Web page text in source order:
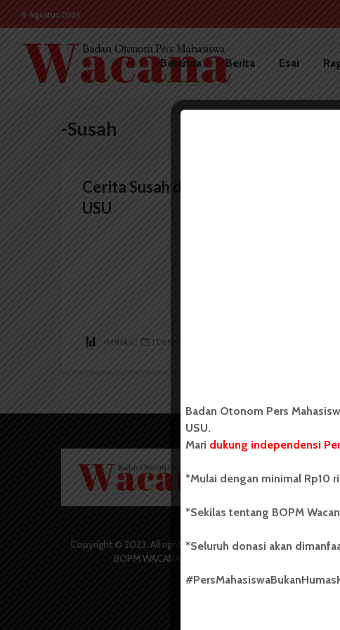
8 Agustus 2026
Beranda Berita Esai
-Susah
Cerita Susah di Balik Pemira
USU
Redaksi 1 Desember 2014
Copyright © 2023. All rights reserved
BOPM WACANA.
Badan
yang berdiri di
Universitas
salah satu
(UKM) di
USU yang
Badan Otonom Pers
USU.
Mari dukung independensi
*Mulai dengan minimal Rp10
*Sekilas tentang BOPM
*Seluruh donasi akan